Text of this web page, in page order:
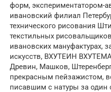
форм, экспериментатором-
ивановский филиал
технического рисования
текстильных
ивановских мануфактурах,
искусств, ВХУТЕИН
Древин, Машков,
прекрасным пейзажистом,
писавшим с натуры за один